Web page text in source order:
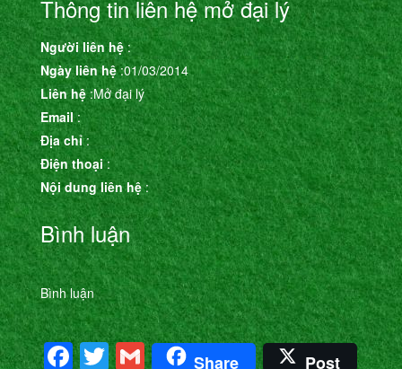
Thông tin liên hệ mở đại lý
Người liên hệ:
Ngày liên hệ:01/03/2014
Liên hệ:Mở đại lý
Email:
Địa chỉ:
Điện thoại:
Nội dung liên hệ:
Bình luận
Bình luận
Facebook
Twitter
Gmail
Share Post